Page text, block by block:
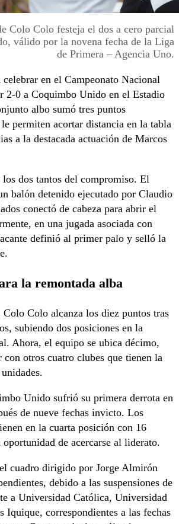
Colo Colo festeja el dos a cero parcial
válido por la novena fecha de la Liga
de Primera – Agencia Uno.
en el Campeonato Nacional
2-0 a Coquimbo Unido en el Estadio
albo sumó tres puntos
permiten acortar distancia en la tabla
a la destacada actuación de Marcos
dos tantos del compromiso. El
balón detenido ejecutado por Claudio
conectó de cabeza para abrir el
en una jugada asociada con
definió al primer palo y selló la
la remontada alba
Colo Colo alcanza los diez puntos tras
subiendo dos posiciones en la
Ahora, el equipo se ubica décimo,
otros cuatro clubes que tienen la
Unido sufrió su primera derrota en
de nueve fechas invicto. Los
en la cuarta posición con 16
de acercarse al liderato.
cuadro dirigido por Jorge Almirón
debido a las suspensiones de
a Universidad Católica, Universidad
Iquique, correspondientes a las fechas